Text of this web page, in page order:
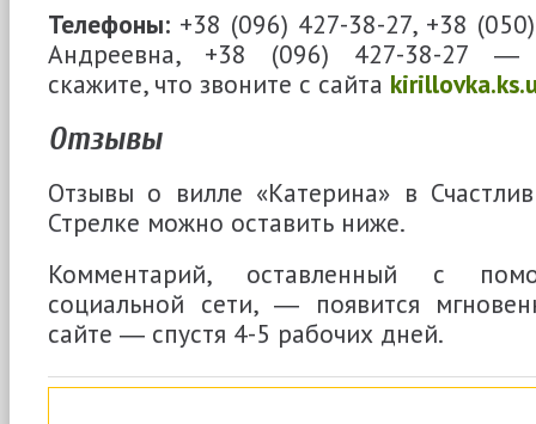
Телефоны: +38 (096) 427-38-27, +38
Андреевна, +38 (096) 427-38-27
скажите, что звоните с сайта
Отзывы
Отзывы о вилле «Катерина» в
Стрелке можно оставить ниже.
Комментарий, оставленный с
социальной сети, ― появится
сайте ― спустя 4-5 рабочих дней.